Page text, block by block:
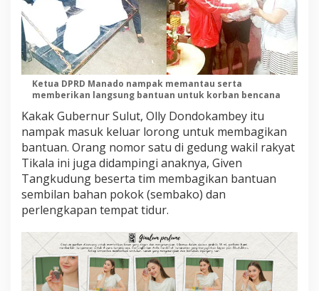
a
m
Ketua DPRD Manado nampak memantau serta
memberikan langsung bantuan untuk korban bencana
Kakak Gubernur Sulut, Olly Dondokambey itu
nampak masuk keluar lorong untuk membagikan
bantuan. Orang nomor satu di gedung wakil rakyat
Tikala ini juga didampingi anaknya, Given
Tangkudung beserta tim membagikan bantuan
sembilan bahan pokok (sembako) dan
perlengkapan tempat tidur.